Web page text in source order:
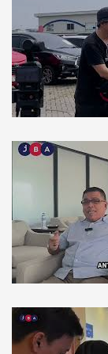
Jakarta
Apa Sih
JBA Office
150+